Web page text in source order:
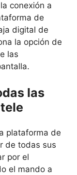
conexión a
de
digital de
la opción de
las
las
plataforma de
de todas sus
por el
el mando a